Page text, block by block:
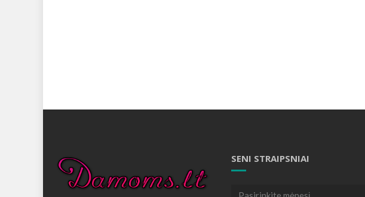
SENI STRAIPSNIAI
Seni